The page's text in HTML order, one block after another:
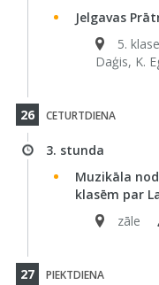
Jelgavas
5.
Daģis, K.
26 CETURTDIENA
3. stunda
Muzikāla
klasēm par
zāle
27 PIEKTDIENA